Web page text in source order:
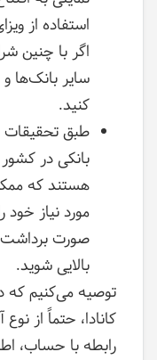
استفاده از
اگر با چنین
سایر بانک‌ها
کنید.
طبق
بانکی در
هستند که
مورد نیاز خود
صورت
بالایی شوید.
توصیه می‌کنیم که
کانادا، حتماً از
رابطه با حساب،